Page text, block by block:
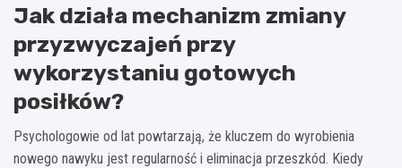
Jak działa mechanizm zmiany
przyzwyczajeń przy
wykorzystaniu gotowych
posiłków?
Psychologowie od lat powtarzają, że kluczem do wyrobienia
nowego nawyku jest regularność i eliminacja przeszkód. Kiedy